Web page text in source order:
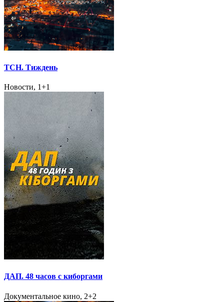
ТСН. Тиждень
Новости, 1+1
ДАП. 48 часов с киборгами
Документальное кино, 2+2